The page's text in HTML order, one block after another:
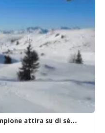
attira su di sè…